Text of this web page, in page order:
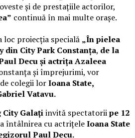
și de prestațiile actorilor,
continuă în mai multe orașe.
loc proiecția specială „În pielea
din City Park Constanța, de la
Decu și actrița Azaleea
și împrejurimi, vor
colegii lorIoana State,
Vatavu.
City Galațiinvită spectatoriipe 12
întâlnirea cu actrițeleIoana State
Paul Decu.